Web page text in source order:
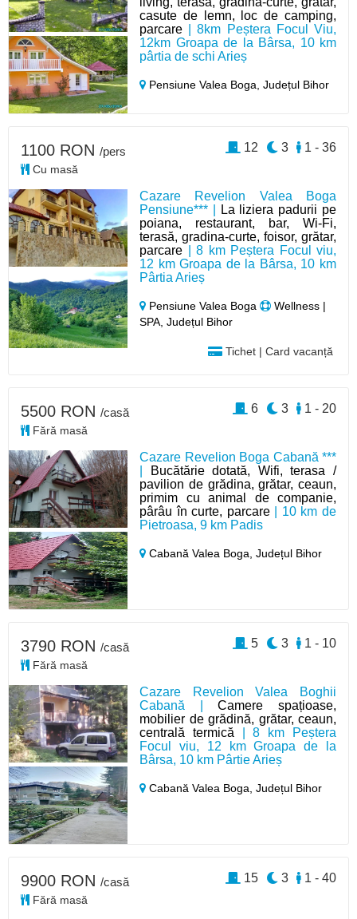
casute de lemn, loc de camping,
parcare | 8km Peștera Focul Viu,
12km Groapa de la Bârsa, 10 km
pârtia de schi Arieș
Pensiune Valea Boga,Județul Bihor
Cazare Revelion Valea Boga
Pensiune*** |
La liziera padurii pe
poiana, restaurant, bar, Wi-Fi,
terasă, gradina-curte, foisor, grătar,
parcare | 8 km Peștera Focul viu,
12 km Groapa de la Bârsa, 10 km
Pârtia Arieș
Pensiune Valea Boga
Wellness |
SPA, Județul Bihor
Tichet | Card vacanță
1100 RON /pers
Cu masă
1 - 36
3
12
Cazare Revelion Boga Cabană ***
Bucătărie dotată, Wifi, terasa /
pavilion de grădina, grătar, ceaun,
primim cu animal de companie,
pârâu în curte, parcare| 10 km de
Pietroasa, 9 km Padis
Cabană Valea Boga,Județul Bihor
5500 RON /casă
Fără masă
1 - 20
3
6
Cazare Revelion Valea Boghii
Cabană |Camere spațioase,
mobilier de grădină, grătar, ceaun,
centrală termică | 8 km Peștera
Focul viu, 12 km Groapa de la
Bârsa, 10 km Pârtie Arieș
Cabană Valea Boga,Județul Bihor
3790 RON /casă
Fără masă
1 - 10
3
5
9900 RON /casă
Fără masă
1 - 40
3
15